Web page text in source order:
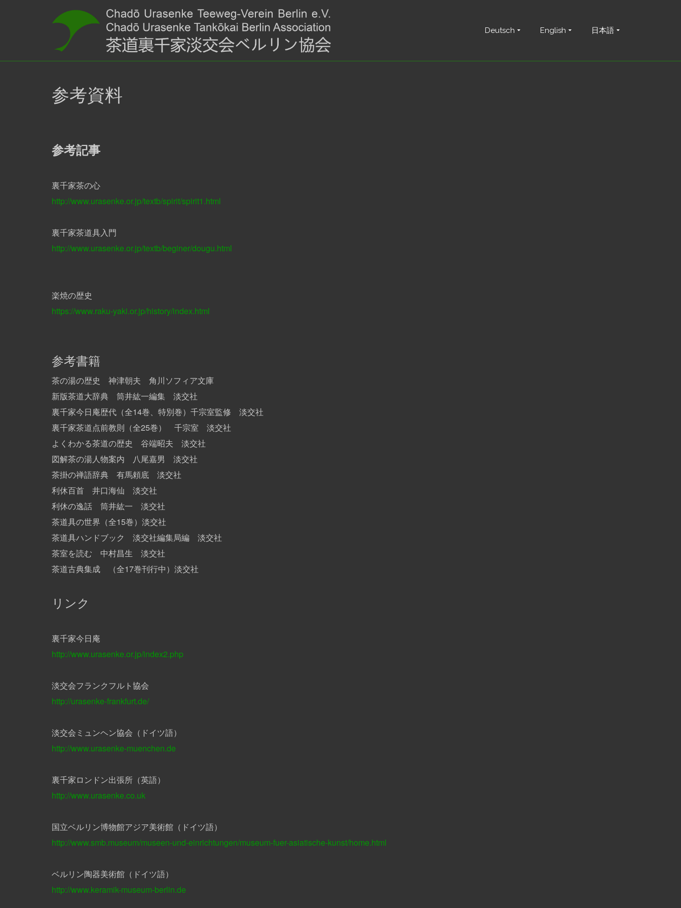
Deutsch English 日本語
参考資料
参考記事
裏千家茶の心
http://www.urasenke.or.jp/textb/spirit/spirit1.html
裏千家茶道具入門
http://www.urasenke.or.jp/textb/beginer/dougu.html
楽焼の歴史
https://www.raku-yaki.or.jp/history/index.html
参考書籍
茶の湯の歴史 神津朝夫 角川ソフィア文庫
新版茶道大辞典 筒井紘一編集 淡交社
裏千家今日庵歴代（全14巻、特別巻）千宗室監修 淡交社
裏千家茶道点前教則（全25巻） 千宗室 淡交社
よくわかる茶道の歴史 谷端昭夫 淡交社
図解茶の湯人物案内 八尾嘉男 淡交社
茶掛の禅語辞典 有馬頼底 淡交社
利休百首 井口海仙 淡交社
利休の逸話 筒井紘一 淡交社
茶道具の世界（全15巻）淡交社
茶道具ハンドブック 淡交社編集局編 淡交社
茶室を読む 中村昌生 淡交社
茶道古典集成 （全17巻刊行中）淡交社
リンク
裏千家今日庵
http://www.urasenke.or.jp/index2.php
淡交会フランクフルト協会
http://urasenke-frankfurt.de/
淡交会ミュンヘン協会（ドイツ語）
http://www.urasenke-muenchen.de
裏千家ロンドン出張所（英語）
http://www.urasenke.co.uk
国立ベルリン博物館アジア美術館（ドイツ語）
http://www.smb.museum/museen-und-einrichtungen/museum-fuer-asiatische-kunst/home.html
ベルリン陶器美術館（ドイツ語）
http://www.keramik-museum-berlin.de